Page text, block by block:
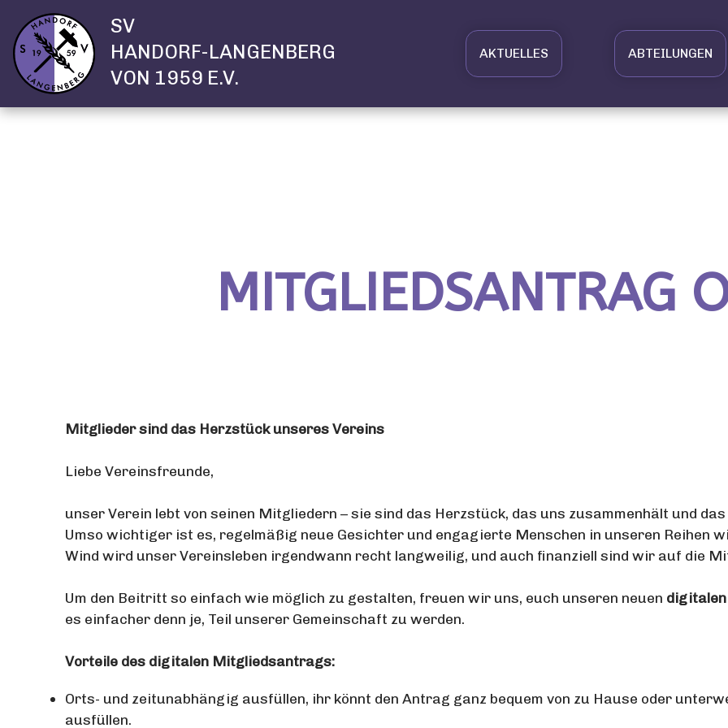
SV
HANDORF-LANGENBERG
VON 1959 E.V.
AKTUELLES ABTEILUNGEN
MITGLIEDSANTRAG
Mitglieder sind das Herzstück unseres Vereins
Liebe Vereinsfreunde,
unser Verein lebt von seinen Mitgliedern – sie sind das Herzstück, das uns zusammenhält und
Umso wichtiger ist es, regelmäßig neue Gesichter und engagierte Menschen in unseren Reihen
Wind wird unser Vereinsleben irgendwann recht langweilig, und auch finanziell sind wir auf die
Um den Beitritt so einfach wie möglich zu gestalten, freuen wir uns, euch unseren neuen
es einfacher denn je, Teil unserer Gemeinschaft zu werden.
Vorteile des digitalen Mitgliedsantrags:
Orts- und zeitunabhängig ausfüllen, ihr könnt den Antrag ganz bequem von zu Hause oder
ausfüllen.